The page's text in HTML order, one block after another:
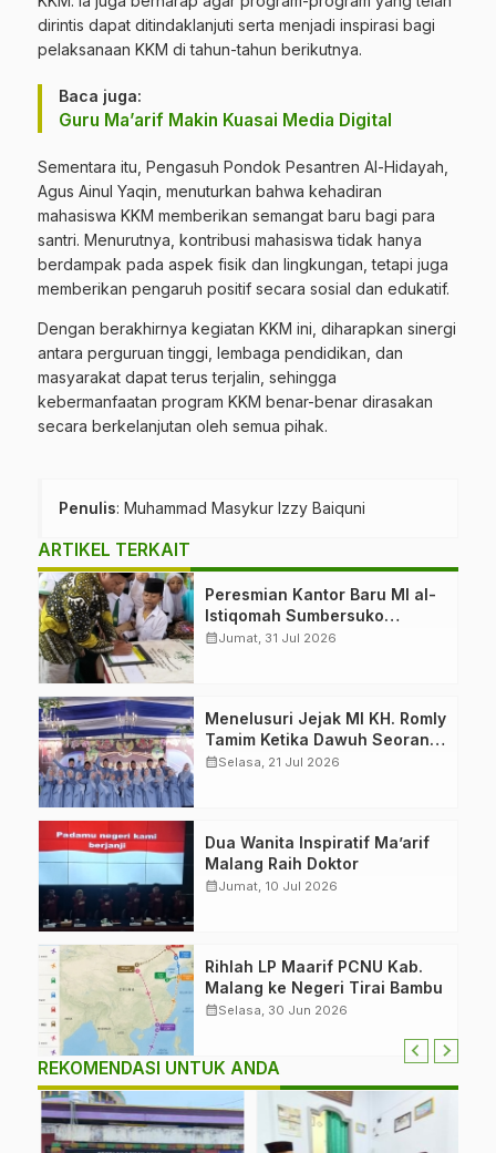
dirintis dapat ditindaklanjuti serta menjadi inspirasi bagi
pelaksanaan KKM di tahun-tahun berikutnya.
Baca juga:
Guru Ma’arif Makin Kuasai Media Digital
Sementara itu, Pengasuh Pondok Pesantren Al-Hidayah,
Agus Ainul Yaqin, menuturkan bahwa kehadiran
mahasiswa KKM memberikan semangat baru bagi para
santri. Menurutnya, kontribusi mahasiswa tidak hanya
berdampak pada aspek fisik dan lingkungan, tetapi juga
memberikan pengaruh positif secara sosial dan edukatif.
Dengan berakhirnya kegiatan KKM ini, diharapkan sinergi
antara perguruan tinggi, lembaga pendidikan, dan
masyarakat dapat terus terjalin, sehingga
kebermanfaatan program KKM benar-benar dirasakan
secara berkelanjutan oleh semua pihak.
Penulis: Muhammad Masykur Izzy Baiquni
ARTIKEL TERKAIT
Peresmian Kantor Baru MI al-
Istiqomah Sumbersuko
Tajinan. Ketua LP Ma’arif
calendar_monthJumat, 31 Jul 2026
Menelusuri Jejak MI KH. Romly
Tamim Ketika Dawuh Seorang
Kiai Menjelma Menjadi
calendar_monthSelasa, 21 Jul 2026
Dua Wanita Inspiratif Ma’arif
Malang Raih Doktor
calendar_monthJumat, 10 Jul 2026
Rihlah LP Maarif PCNU Kab.
Malang ke Negeri Tirai Bambu
calendar_monthSelasa, 30 Jun 2026
REKOMENDASI UNTUK ANDA